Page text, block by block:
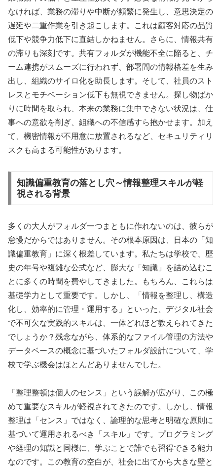
なければ、業務の滞りや中断が頻繁に発生し、意思決定の
遅延や二重作業を引き起こします。これは顧客対応の品質
低下や競争力低下に直結しかねません。さらに、情報共有
の滞りも深刻です。共有フォルダが機能不全に陥ると、チ
ーム連携がスムーズに行われず、部署間の情報格差を生み
出し、組織のサイロ化を助長します。そして、社員のスト
レスとモチベーション低下も無視できません。探し物ばか
りに時間を取られ、本来の業務に集中できない状況は、仕
事への意欲を削ぎ、組織への不信感すら抱かせます。加え
て、機密情報が不用意に放置されるなど、セキュリティリ
スクも高まる可能性があります。
知識偏重教育の落とし穴～情報整理スキルが軽
視される背景
多くの大人がフォルダ一つまともに作れないのは、彼らが
怠慢だからではありません。その根本原因は、日本の「知
識偏重教育」に深く根差しています。私たちは学校で、歴
史の年号や複雑な公式など、膨大な「知識」を詰め込むこ
とに多くの時間を費やしてきました。もちろん、これらは
基礎学力として重要です。しかし、「情報を整理し、構造
化し、効率的に管理・運用する」といった、デジタル社会
で不可欠な実践的スキルは、一体どれほど教えられてきた
でしょうか？残念ながら、体系的なファイル管理の方法や
データベースの概念に基づいたフォルダ設計について、学
校で学ぶ機会はほとんどありませんでした。
「整理整頓は個人のセンス」という誤解が広がり、この極
めて重要なスキルが軽視されてきたのです。しかし、情報
整理は「センス」ではなく、論理的な思考と明確な原則に
基づいて運用されるべき「スキル」です。プログラミング
や経理の知識と同様に、学ぶことで誰でも習得できる能力
なのです。この教育の空白が、社会に出てから大きな壁と